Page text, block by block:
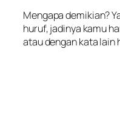
Mengapa demikian?
huruf, jadinya kamu
atau dengan kata lain